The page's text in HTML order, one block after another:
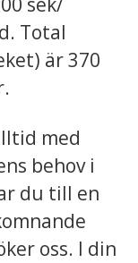
Total
är 370
med
behov i
du till en
oss. I din